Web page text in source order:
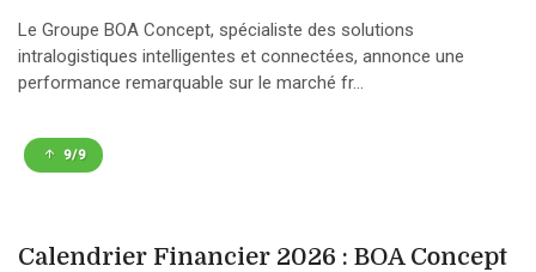
Le Groupe BOA Concept, spécialiste des solutions
intralogistiques intelligentes et connectées, annonce une
performance remarquable sur le marché fr...
9/9
Calendrier Financier 2026 : BOA Concept